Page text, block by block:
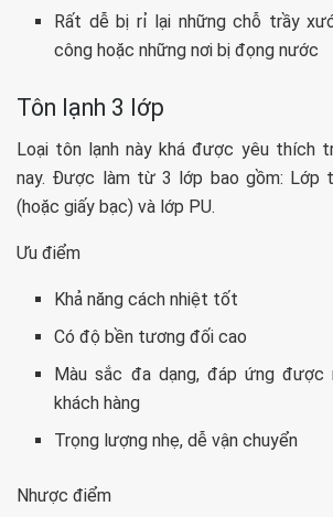
Rất dễ bị rỉ lại những chỗ trầy
công hoặc những nơi bị đọng nước
Tôn lạnh 3 lớp
Loại tôn lạnh này khá được yêu thích
nay. Được làm từ 3 lớp bao gồm: Lớp
(hoặc giấy bạc) và lớp PU.
Ưu điểm
Khả năng cách nhiệt tốt
Có độ bền tương đối cao
Màu sắc đa dạng, đáp ứng được
khách hàng
Trọng lượng nhẹ, dễ vận chuyển
Nhược điểm